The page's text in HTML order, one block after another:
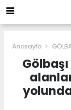
Anasayfa